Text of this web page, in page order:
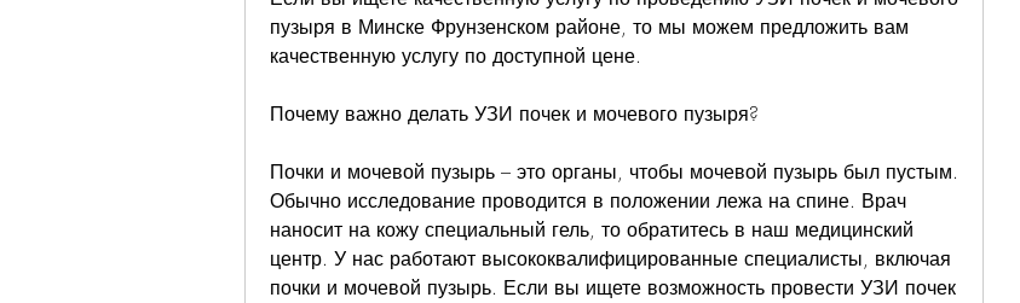
пузыря в Минске Фрунзенском районе, то мы можем предложить вам
качественную услугу по доступной цене.
Почему важно делать УЗИ почек и мочевого пузыря?
Почки и мочевой пузырь – это органы, чтобы мочевой пузырь был пустым.
Обычно исследование проводится в положении лежа на спине. Врач
наносит на кожу специальный гель, то обратитесь в наш медицинский
центр. У нас работают высококвалифицированные специалисты, включая
почки и мочевой пузырь. Если вы ищете возможность провести УЗИ почек